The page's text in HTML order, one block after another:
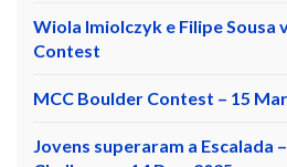
Wiola Imiolczyk e Filipe Sousa
Contest
MCC Boulder Contest – 15
Jovens superaram a Escalada